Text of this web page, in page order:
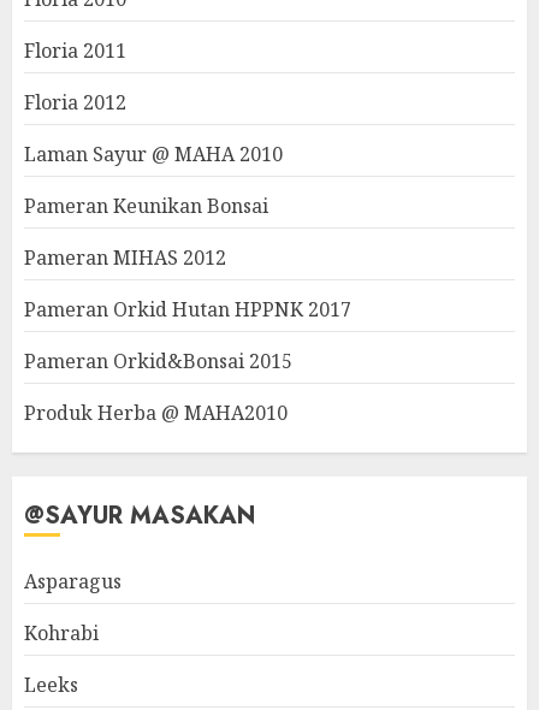
Floria 2011
Floria 2012
Laman Sayur @ MAHA 2010
Pameran Keunikan Bonsai
Pameran MIHAS 2012
Pameran Orkid Hutan HPPNK 2017
Pameran Orkid&Bonsai 2015
Produk Herba @ MAHA2010
@SAYUR MASAKAN
Asparagus
Kohrabi
Leeks